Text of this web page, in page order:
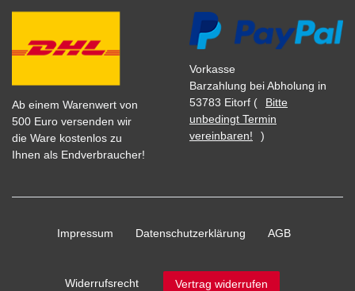
Ab einem Warenwert von
500 Euro versenden wir
die Ware kostenlos zu
Ihnen als Endverbraucher!
Vorkasse
Barzahlung bei Abholung in
53783 Eitorf (
Bitte
unbedingt Termin
vereinbaren!
)
Impressum Daten­schutz­erklärung AGB
Widerrufs­recht Vertrag widerrufen